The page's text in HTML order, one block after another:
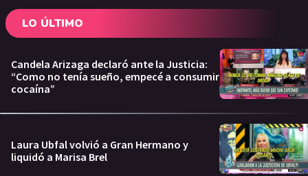
LO ÚLTIMO
Candela Arizaga declaró ante la Justicia:
“Como no tenía sueño, empecé a consumir
cocaína”
Laura Ubfal volvió a Gran Hermano y
liquidó a Marisa Brel